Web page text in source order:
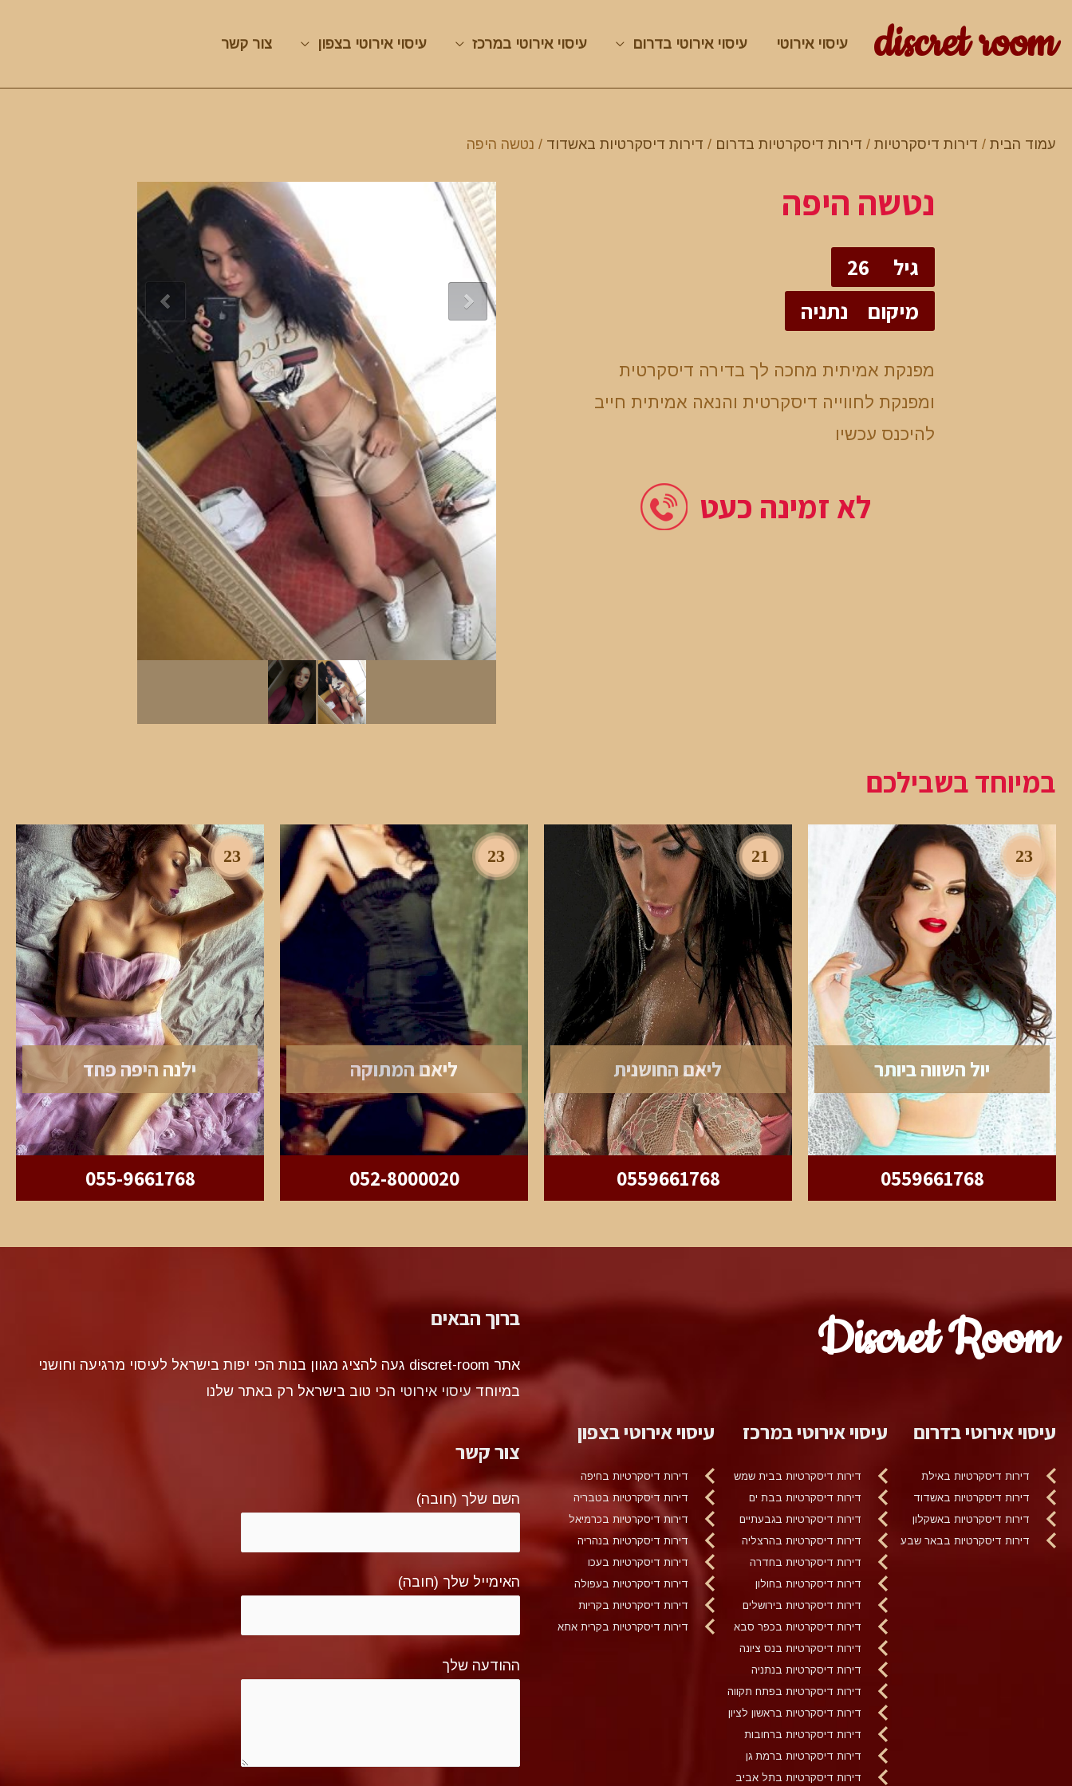
discret room עיסוי אירוטי עיסוי אירוטי בדרום עיסוי אירוטי במרכז עיסוי אירוטי בצפון צור קשר
עמוד הבית / דירות דיסקרטיות / דירות דיסקרטיות בדרום / דירות דיסקרטיות באשדוד / נטשה היפה
נטשה היפה
גיל
26
מיקום
נתניה
מפנקת אמיתית מחכה לך בדירה דיסקרטית
ומפנקת לחווייה דיסקרטית והנאה אמיתית חייב
להיכנס עכשיו
לא זמינה כעט
במיוחד בשבילכם
23
יול השווה ביותר
0559661768
21
ליאם החושנית
0559661768
23
ליאם המתוקה
052-8000020
23
ילנה היפה פחד
055-9661768
Discret Room
עיסוי אירוטי בדרום
דירות דיסקרטיות באילת
דירות דיסקרטיות באשדוד
דירות דיסקרטיות באשקלון
דירות דיסקרטיות בבאר שבע
עיסוי אירוטי במרכז
דירות דיסקרטיות בבית שמש
דירות דיסקרטיות בבת ים
דירות דיסקרטיות בגבעתיים
דירות דיסקרטיות בהרצליה
דירות דיסקרטיות בחדרה
דירות דיסקרטיות בחולון
דירות דיסקרטיות בירושלים
דירות דיסקרטיות בכפר סבא
דירות דיסקרטיות בנס ציונה
דירות דיסקרטיות בנתניה
דירות דיסקרטיות בפתח תקווה
דירות דיסקרטיות בראשון לציון
דירות דיסקרטיות ברחובות
דירות דיסקרטיות ברמת גן
דירות דיסקרטיות בתל אביב
עיסוי אירוטי בצפון
דירות דיסקרטיות בחיפה
דירות דיסקרטיות בטבריה
דירות דיסקרטיות בכרמיאל
דירות דיסקרטיות בנהריה
דירות דיסקרטיות בעכו
דירות דיסקרטיות בעפולה
דירות דיסקרטיות בקריות
דירות דיסקרטיות בקרית אתא
ברוך הבאים
אתר discret-room געה להציג מגוון בנות הכי יפות בישראל לעיסוי מרגיעה וחושני
במיוחדעיסוי אירוטי הכי טוב בישראל רק באתר שלנו
צור קשר
השם שלך (חובה)
האימייל שלך (חובה)
ההודעה שלך